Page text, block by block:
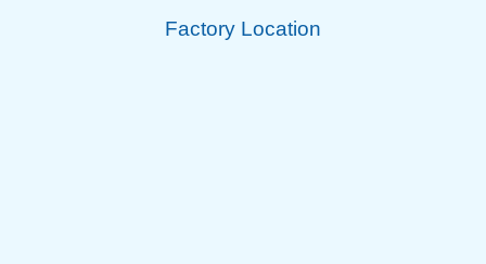
Factory Location